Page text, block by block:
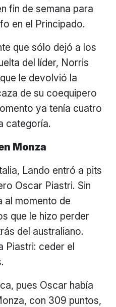
fin de semana para
en el Principado.
que sólo dejó a los
del líder, Norris
le devolvió la
de su coequipero
ya tenía cuatro
categoría.
Monza
Lando entró a pits
Oscar Piastri. Sin
al momento de
que le hizo perder
del australiano.
Piastri: ceder el
pues Oscar había
con 309 puntos,